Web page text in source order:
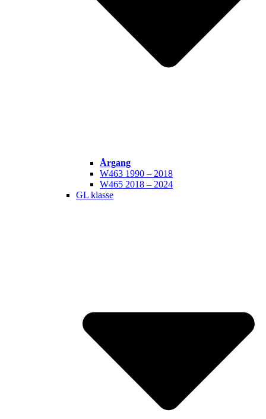
Årgang
W463 1990 – 2018
W465 2018 – 2024
GL klasse